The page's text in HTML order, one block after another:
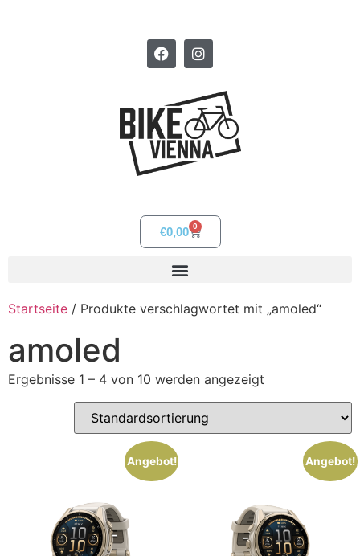
€0,00 0
Startseite / Produkte verschlagwortet mit „amoled“
amoled
Ergebnisse 1 – 4 von 10 werden angezeigt
Angebot! Angebot!